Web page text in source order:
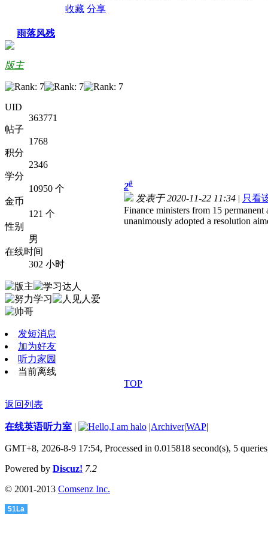
收藏 分享
雨落风残
版主
UID
363771
帖子
1768
积分
2346
学分
10950 个
金币
121 个
性别
男
在线时间
302 小时
发短消息
加为好友
听力家园
当前离线
2#
发表于 2020-11-22 11:34 | 只看
Finance ministers from 15
unanimously adopted a resolution
TOP
返回列表
在线英语听力室 | |Archiver|WAP|
GMT+8, 2026-8-9 17:54, Processed in 0.015818 second(s), 5
Powered by Discuz! 7.2
© 2001-2013 Comsenz Inc.
51La